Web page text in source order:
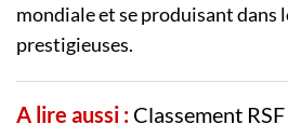
mondiale et se produisant dans
prestigieuses.
A lire aussi : Classement